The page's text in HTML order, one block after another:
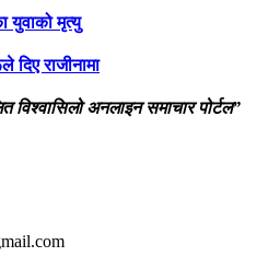
युवाको मृत्यु
दिए राजीनामा
विश्वासिलो अनलाइन समाचार पोर्टल”